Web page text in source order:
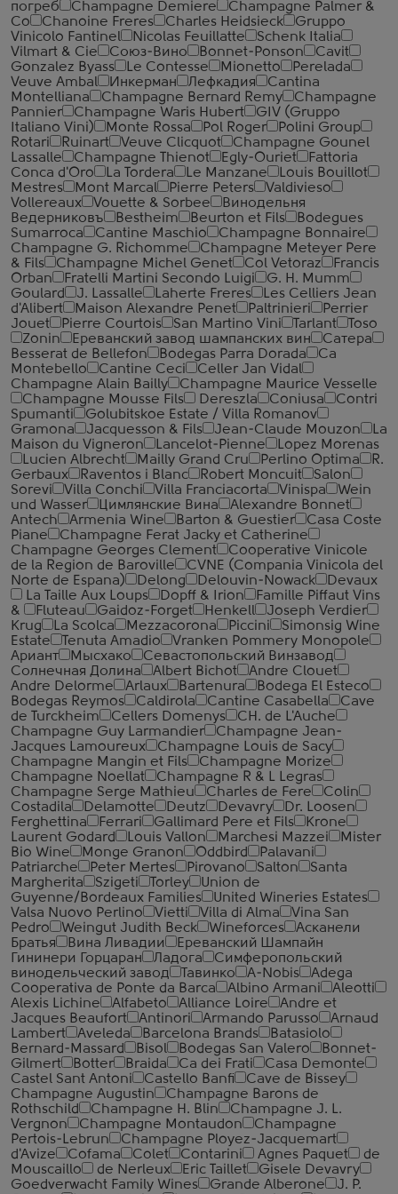
погреб Champagne Demiere
Champagne Palmer &
Co
Chanoine Freres Charles Heidsieck
Gruppo
Vinicolo Fantinel
Nicolas Feuillatte
Schenk Italia
Vilmart & Cie
Союз-Вино Bonnet-Ponson
Cavit
Gonzalez Byass
Le Contesse Mionetto
Perelada
Veuve Ambal
Инкерман Лефкадия
Cantina
Montelliana
Champagne Bernard Remy
Champagne
Pannier
Champagne Waris Hubert
GIV (Gruppo
Italiano Vini)
Monte Rossa Pol Roger
Polini Group
Rotari
Ruinart Veuve Clicquot
Champagne Gounel
Lassalle
Champagne Thienot Egly-Ouriet
Fattoria
Conca d'Oro
La Tordera Le Manzane
Louis Bouillot
Mestres
Mont Marcal Pierre Peters
Valdivieso
Vollereaux
Vouette & Sorbee
Винодельня
Ведерниковъ
Bestheim Beurton et Fils
Bodegues
Sumarroca
Cantine Maschio
Champagne Bonnaire
Champagne G. Richomme
Champagne Meteyer Pere
& Fils
Champagne Michel Genet Col Vetoraz
Francis
Orban
Fratelli Martini Secondo Luigi
G. H. Mumm
Goulard
J. Lassalle Laherte Freres
Les Celliers Jean
d'Alibert
Maison Alexandre Penet Paltrinieri
Perrier
Jouet
Pierre Courtois San Martino Vini Tarlant
Toso
Zonin
Ереванский завод шампанских вин
Сатера
Besserat de Bellefon
Bodegas Parra Dorada
Ca
Montebello
Cantine Ceci
Celler Jan Vidal
Champagne Alain Bailly
Champagne Maurice Vesselle
Champagne Mousse Fils
Dereszla Coniusa
Contri
Spumanti
Golubitskoe Estate / Villa Romanov
Gramona
Jacquesson & Fils Jean-Claude Mouzon
La
Maison du Vigneron
Lancelot-Pienne
Lopez Morenas
Lucien Albrecht
Mailly Grand Cru Perlino Optima
R.
Gerbaux
Raventos i Blanc Robert Moncuit
Salon
Sorevi
Villa Conchi Villa Franciacorta Vinispa
Wein
und Wasser
Цимлянские Вина
Alexandre Bonnet
Antech
Armenia Wine Barton & Guestier
Casa Coste
Piane
Champagne Ferat Jacky et Catherine
Champagne Georges Clement
Cooperative Vinicole
de la Region de Baroville
CVNE (Compania Vinicola del
Norte de Espana)
Delong Delouvin-Nowack
Devaux
La Taille Aux Loups
Dopff & Irion
Famille Piffaut Vins
&
Fluteau Gaidoz-Forget Henkell
Joseph Verdier
Krug
La Scolca Mezzacorona Piccini
Simonsig Wine
Estate
Tenuta Amadio
Vranken Pommery Monopole
Ариант
Мысхако
Севастопольский Винзавод
Солнечная Долина
Albert Bichot
Andre Clouet
Andre Delorme
Arlaux Bartenura
Bodega El Esteco
Bodegas Reymos
Caldirola Cantine Casabella
Cave
de Turckheim
Cellers Domenys
CH. de L'Auche
Champagne Guy Larmandier
Champagne Jean-
Jacques Lamoureux
Champagne Louis de Sacy
Champagne Mangin et Fils
Champagne Morize
Champagne Noellat
Champagne R & L Legras
Champagne Serge Mathieu
Charles de Fere
Colin
Costadila
Delamotte Deutz Devavry
Dr. Loosen
Ferghettina
Ferrari Gallimard Pere et Fils
Krone
Laurent Godard
Louis Vallon Marchesi Mazzei
Mister
Bio Wine
Monge Granon Oddbird
Palavani
Patriarche
Peter Mertes Pirovano Salton
Santa
Margherita
Szigeti Torley
Union de
Guyenne/Bordeaux Families
United Wineries Estates
Valsa Nuovo Perlino
Vietti Villa di Alma
Vina San
Pedro
Weingut Judith Beck Wineforces
Асканели
Братья
Вина Ливадии
Ереванский Шампайн
Гининери Горцаран
Ладога
Симферопольский
винодельческий завод
Тавинко A-Nobis
Adega
Cooperativa de Ponte da Barca
Albino Armani
Aleotti
Alexis Lichine
Alfabeto Alliance Loire
Andre et
Jacques Beaufort
Antinori Armando Parusso
Arnaud
Lambert
Aveleda Barcelona Brands
Batasiolo
Bernard-Massard
Bisol Bodegas San Valero
Bonnet-
Gilmert
Botter Braida Ca dei Frati
Casa Demonte
Castel Sant Antoni
Castello Banfi
Cave de Bissey
Champagne Augustin
Champagne Barons de
Rothschild
Champagne H. Blin
Champagne J. L.
Vergnon
Champagne Montaudon
Champagne
Pertois-Lebrun
Champagne Ployez-Jacquemart
d'Avize
Cofama Colet Contarini Agnes Paquet
de
Mouscaillo
de Nerleux Eric Taillet
Gisele Devavry
Goedverwacht Family Wines
Grande Alberone
J. P.